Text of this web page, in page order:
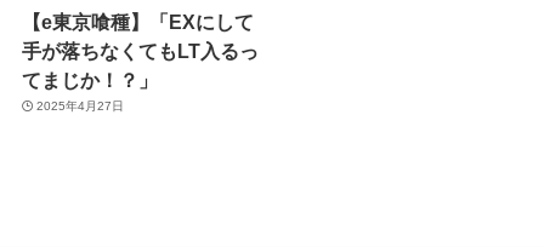
【e東京喰種】「EXにして
手が落ちなくてもLT入るっ
てまじか！？」
2025年4月27日